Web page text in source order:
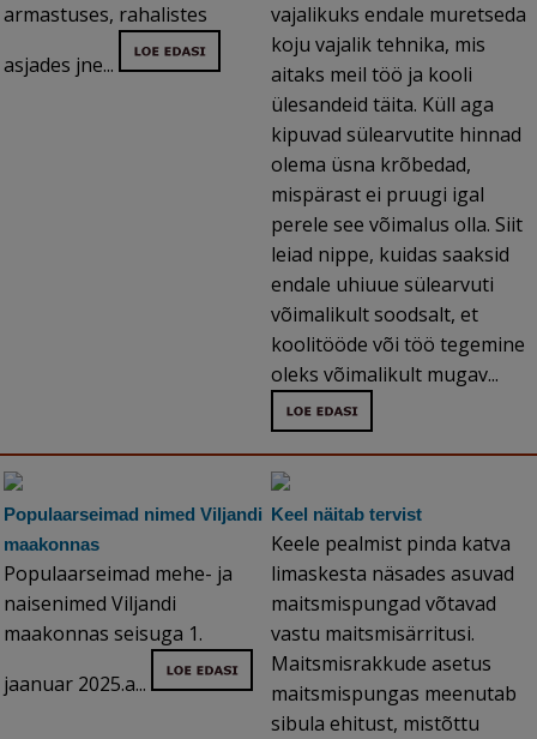
armastuses, rahalistes
asjades jne...
vajalikuks endale muretseda
koju vajalik tehnika, mis
aitaks meil töö ja kooli
ülesandeid täita. Küll aga
kipuvad sülearvutite hinnad
olema üsna krõbedad,
mispärast ei pruugi igal
perele see võimalus olla. Siit
leiad nippe, kuidas saaksid
endale uhiuue sülearvuti
võimalikult soodsalt, et
koolitööde või töö tegemine
oleks võimalikult mugav...
Populaarseimad nimed Viljandi
maakonnas
Populaarseimad mehe- ja
naisenimed Viljandi
maakonnas seisuga 1.
jaanuar 2025.a...
Keel näitab tervist
Keele pealmist pinda katva
limaskesta näsades asuvad
maitsmispungad võtavad
vastu maitsmisärritusi.
Maitsmisrakkude asetus
maitsmispungas meenutab
sibula ehitust, mistõttu